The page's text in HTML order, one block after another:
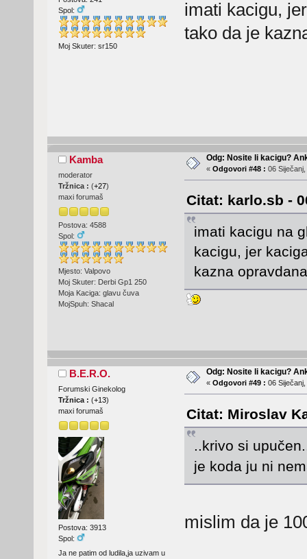
Spol:
Moj Skuter: sr150
imati kacigu,
tako da je
Kamba
moderator
Tržnica : (+27)
maxi forumaš
Postova: 4588
Spol:
Mjesto: Valpovo
Moj Skuter: Derbi Gp1 250
Moja Kaciga: glavu čuva
MojSpuh: Shacal
Odg: Nosite li kacigu?
« Odgovori #48 : 06
Citat: karlo.sb -
imati kacigu na
kacigu, jer
kazna
B.E.R.O.
Forumski Ginekolog
Tržnica : (+13)
maxi forumaš
Postova: 3913
Spol:
Ja ne patim od ludila,ja uzivam u
Odg: Nosite li kacigu?
« Odgovori #49 : 06
Citat: Miroslav
..krivo si
je koda ju ni
mislim da je